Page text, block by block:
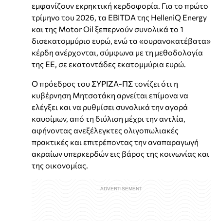
εμφανίζουν εκρηκτική κερδοφορία. Για το πρώτο
τρίμηνο του 2026, τα EBITDA της HelleniQ Energy
και της Motor Oil ξεπερνούν συνολικά το 1
δισεκατομμύριο ευρώ, ενώ τα «ουρανοκατέβατα»
κέρδη ανέρχονται, σύμφωνα με τη μεθοδολογία
της ΕΕ, σε εκατοντάδες εκατομμύρια ευρώ.
Ο πρόεδρος του ΣΥΡΙΖΑ-ΠΣ τονίζει ότι η
κυβέρνηση Μητσοτάκη αρνείται επίμονα να
ελέγξει και να ρυθμίσει συνολικά την αγορά
καυσίμων, από τη διύλιση μέχρι την αντλία,
αφήνοντας ανεξέλεγκτες ολιγοπωλιακές
πρακτικές και επιτρέποντας την αναπαραγωγή
ακραίων υπερκερδών εις βάρος της κοινωνίας και
της οικονομίας.